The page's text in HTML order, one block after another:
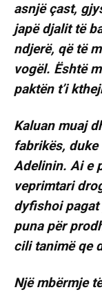
asnjë çast,
japë djalit të
ndjerë, që të
vogël. Është
paktën t’i
Kaluan muaj
fabrikës, duke
Adelinin. Ai e
veprimtari
dyfishoi
puna për
cili tanimë qe
Një mbërmje